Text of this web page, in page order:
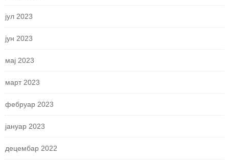
јул 2023
јун 2023
мај 2023
март 2023
фебруар 2023
јануар 2023
децембар 2022